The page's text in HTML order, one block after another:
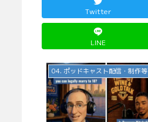
Twitter
LINE
04. ポッドキャスト配信・制作等